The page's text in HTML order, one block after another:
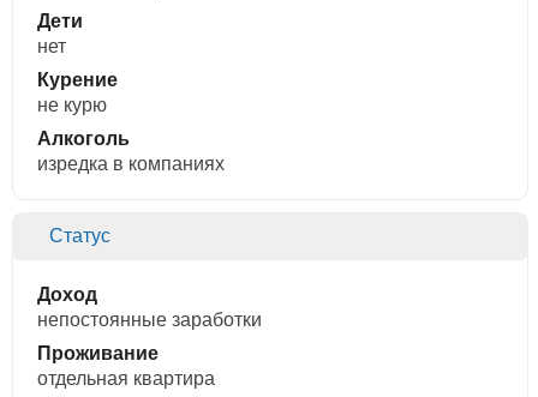
Дети
нет
Курение
не курю
Алкоголь
изредка в компаниях
Статус
Доход
непостоянные заработки
Проживание
отдельная квартира